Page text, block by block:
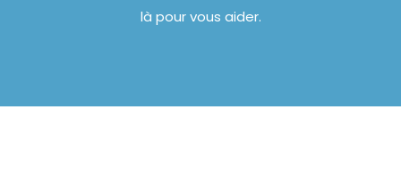
là pour vous aider.